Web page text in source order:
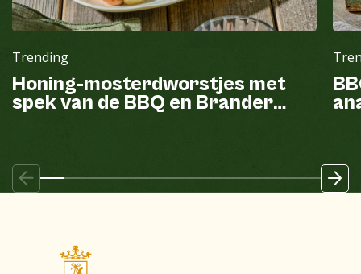
Trending
Honing-mosterdworstjes met
spek van de BBQ en Brander